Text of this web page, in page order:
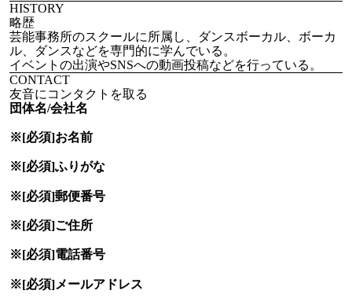
HISTORY
略歴
芸能事務所のスクールに所属し、ダンスボーカル、ボーカ
ル、ダンスなどを専門的に学んでいる。
イベントの出演やSNSへの動画投稿などを行っている。
CONTACT
友音にコンタクトを取る
団体名/会社名
※[必須]お名前
※[必須]ふりがな
※[必須]郵便番号
※[必須]ご住所
※[必須]電話番号
※[必須]メールアドレス